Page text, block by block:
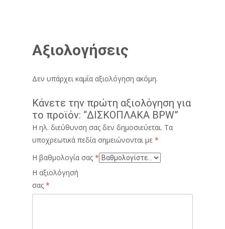
Αξιολογήσεις
Δεν υπάρχει καμία αξιολόγηση ακόμη.
Κάνετε την πρώτη αξιολόγηση για
το προϊόν: “ΔΙΣΚΟΠΛΑΚΑ BPW”
Η ηλ. διεύθυνση σας δεν δημοσιεύεται. Τα
υποχρεωτικά πεδία σημειώνονται με *
Η βαθμολογία σας *
Η αξιολόγησή
σας *